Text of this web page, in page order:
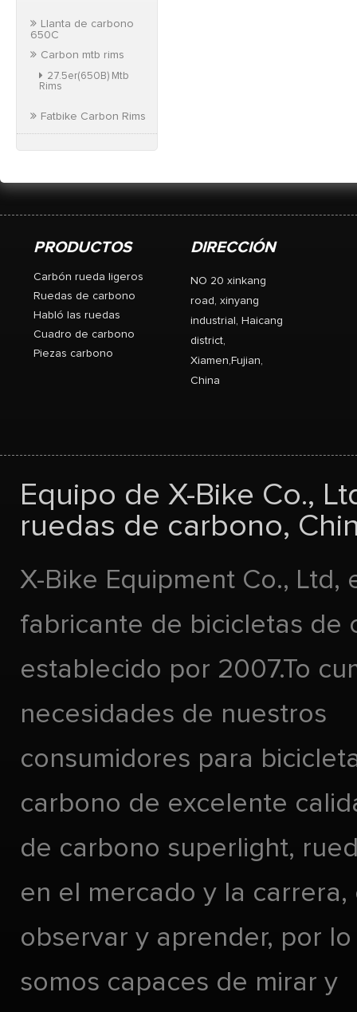
Llanta de carbono
650C
Carbon mtb rims
27.5er(650B) Mtb
Rims
Fatbike Carbon Rims
PRODUCTOS
Carbón rueda ligeros
Ruedas de carbono
Habló las ruedas
Cuadro de carbono
Piezas carbono
DIRECCIÓN
NO 20 xinkang
road, xinyang
industrial, Haicang
district,
Xiamen,Fujian,
China
Equipo de X-Bike Co.,
ruedas de carbono,
X-Bike Equipment Co., Ltd,
fabricante de bicicletas de
establecido por 2007.To
necesidades de nuestros
consumidores para
carbono de excelente
de carbono superlight,
en el mercado y la carrera,
observar y aprender, por lo
somos capaces de mirar y